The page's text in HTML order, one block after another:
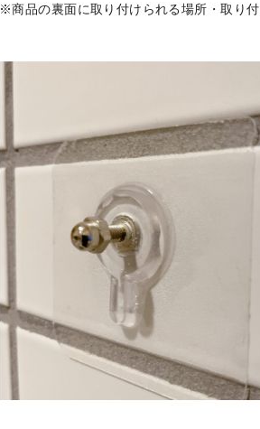
※商品の裏面に取り付けられる場所・取り